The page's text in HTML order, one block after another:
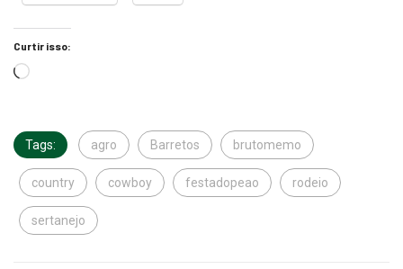
Curtir isso:
Tags: agro Barretos brutomemo
country cowboy festadopeao rodeio
sertanejo